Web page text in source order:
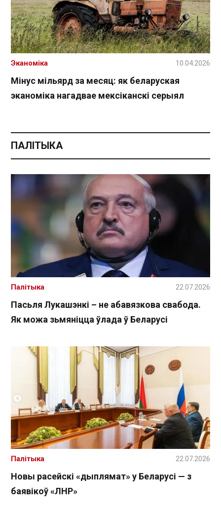
Мінус мільярд за месяц: як беларуская
эканоміка нагадвае мексіканскі серыял
Эканоміка 10.04.2026
ПАЛІТЫКА
Пасьля Лукашэнкі – не абавязкова свабода.
Як можа зьмяніцца ўлада ў Беларусі
Палітыка 22.07.2026
Новы расейскі «дыплямат» у Беларусі — з
баявікоў «ЛНР»
Палітыка 22.07.2026